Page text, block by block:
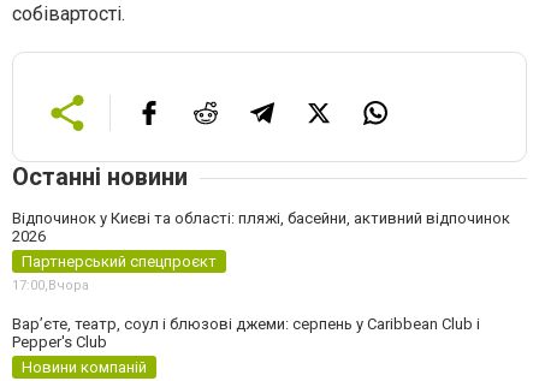
собівартості.
Останні новини
Відпочинок у Києві та області: пляжі, басейни, активний відпочинок
2026
Партнерський спецпроєкт
17:00, Вчора
Вар’єте, театр, соул і блюзові джеми: серпень у Caribbean Club і
Pepper's Club
Новини компаній